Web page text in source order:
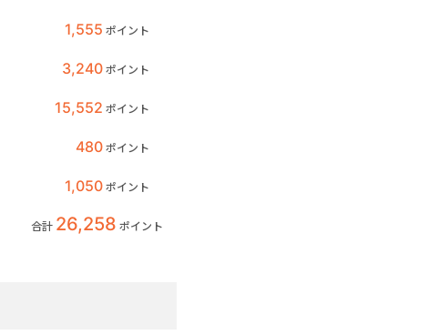
1,555 ポイント
3,240 ポイント
15,552 ポイント
480 ポイント
1,050 ポイント
合計 26,258 ポイント